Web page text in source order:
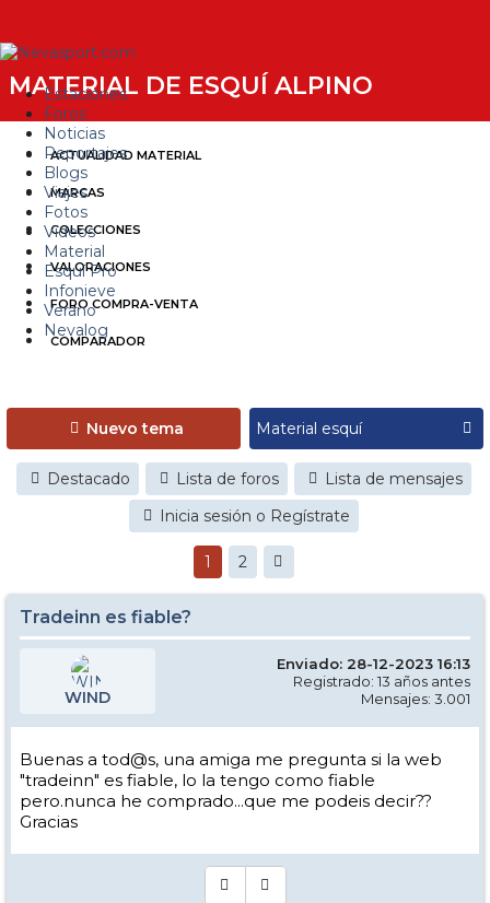
Estaciones
Foros
Noticias
Reportajes
Blogs
Viajes
Fotos
Videos
Material
Esquí Pro
Infonieve
Verano
Nevalog
MATERIAL DE ESQUÍ ALPINO
ACTUALIDAD MATERIAL
MARCAS
COLECCIONES
VALORACIONES
FORO COMPRA-VENTA
COMPARADOR
Nuevo tema
Destacado Lista de foros
Lista de mensajes
Inicia sesión o Regístrate
1 2
Tradeinn es fiable?
WIND
Enviado: 28-12-2023 16:13
Registrado: 13 años antes
Mensajes: 3.001
Buenas a tod@s, una amiga me pregunta si la web
"tradeinn" es fiable, lo la tengo como fiable
pero.nunca he comprado...que me podeis decir??
Gracias